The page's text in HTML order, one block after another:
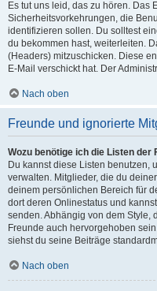
Es tut uns leid, das zu hören. Das
Sicherheitsvorkehrungen, die
identifizieren sollen. Du solltest
du bekommen hast, weiterleiten.
(Headers) mitzuschicken. Diese
E-Mail verschickt hat. Der
Nach oben
Freunde und ignorierte
Wozu benötige ich die Listen
Du kannst diese Listen benutzen,
verwalten. Mitglieder, die du
deinem persönlichen Bereich für
dort deren Onlinestatus und
senden. Abhängig von dem Style,
Freunde auch hervorgehoben
siehst du seine Beiträge
Nach oben